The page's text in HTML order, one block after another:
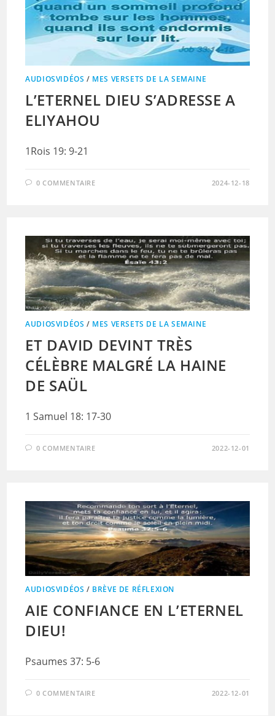
AUDIOSVIDÉOS / MES VERSETS DE LA SEMAINE
L’ETERNEL DIEU S’ADRESSE A
ELIYAHOU
1Rois 19: 9-21
0 COMMENTAIRE 2024-12-18
AUDIOSVIDÉOS / MES VERSETS DE LA SEMAINE
ET DAVID DEVINT TRÈS
CÉLÈBRE MALGRÉ LA HAINE
DE SAÜL
1 Samuel 18: 17-30
0 COMMENTAIRE 2022-12-01
AUDIOSVIDÉOS / BRÈVE DE RÉFLEXION
AIE CONFIANCE EN L’ETERNEL
DIEU!
Psaumes 37: 5-6
0 COMMENTAIRE 2022-12-01